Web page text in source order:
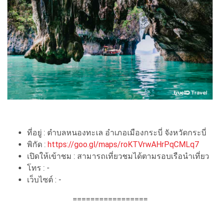
ที่อยู่ : ตำบลหนองทะเล อำเภอเมืองกระบี่ จังหวัดกระบี่
พิกัด : https://goo.gl/maps/roKTVrwAHrPqCMLq7
เปิดให้เข้าชม : สามารถเที่ยวชมได้ตามรอบเรือนำเที่ยว
โทร : -
เว็บไซต์ : -
=================